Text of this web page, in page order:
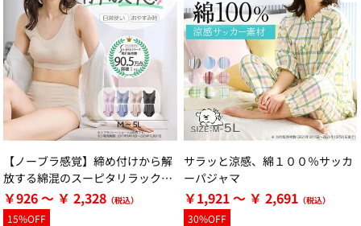
【ノーブラ感覚】締め付けから解
放する綿混のスーピタリラックス
ブラ・ショーツ（別売）
￥926 ～ ￥ 2,328
15%OFF
サラッと涼感、綿１００％サッカ
ーパジャマ
￥1,921 ～ ￥ 2,691
30%OFF